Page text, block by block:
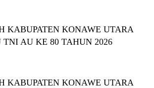
KABUPATEN KONAWE UTARA
AU KE 80 TAHUN 2026
KABUPATEN KONAWE UTARA